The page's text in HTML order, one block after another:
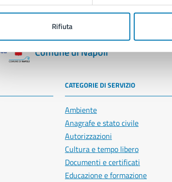
Rifiuta
Comune di Napoli
CATEGORIE DI SERVIZIO
Ambiente
Anagrafe e stato civile
Autorizzazioni
Cultura e tempo libero
Documenti e certificati
Educazione e formazione